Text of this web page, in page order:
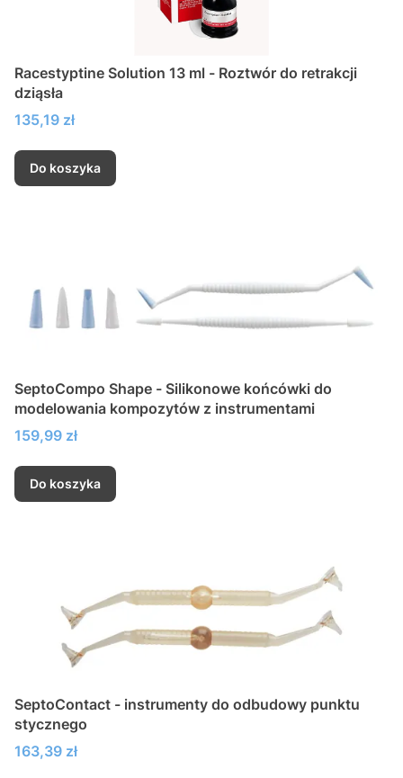
Racestyptine Solution 13 ml - Roztwór do retrakcji
dziąsła
Cena
135,19 zł
Do koszyka
SeptoCompo Shape - Silikonowe końcówki do
modelowania kompozytów z instrumentami
Cena
159,99 zł
Do koszyka
SeptoContact - instrumenty do odbudowy punktu
stycznego
Cena
163,39 zł